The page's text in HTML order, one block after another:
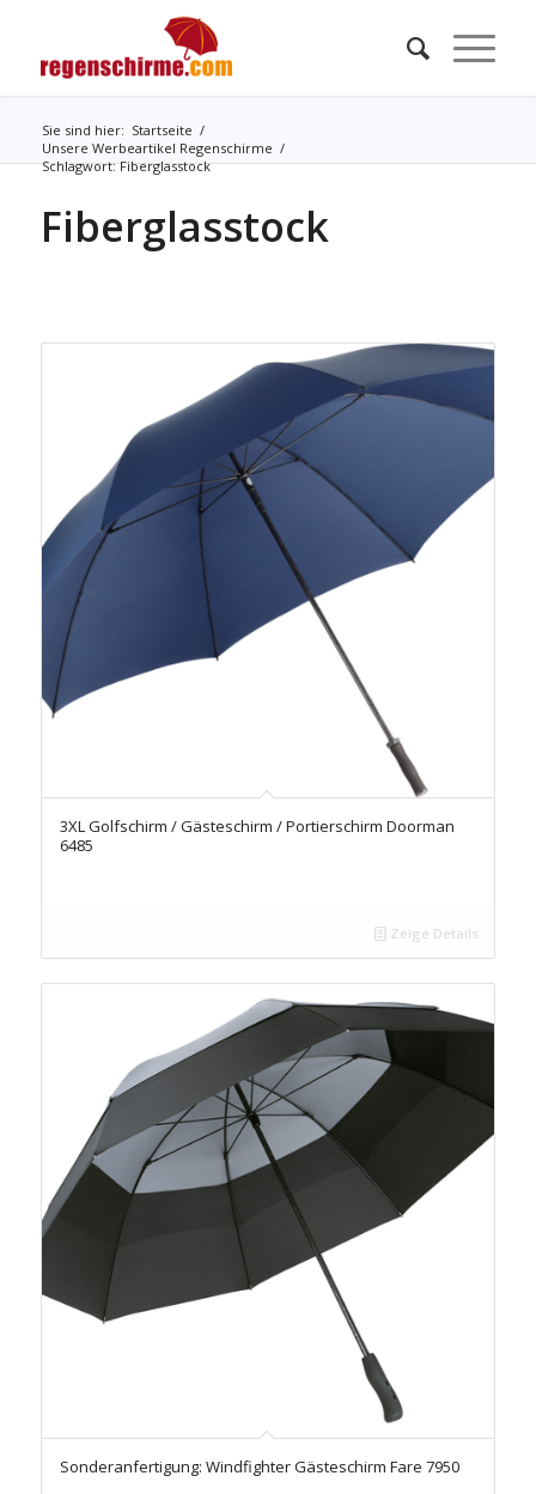
Sie sind hier: Startseite /
Unsere Werbeartikel Regenschirme /
Schlagwort: Fiberglasstock
Fiberglasstock
3XL Golfschirm / Gästeschirm / Portierschirm Doorman
6485
Zeige Details
Sonderanfertigung: Windfighter Gästeschirm Fare 7950